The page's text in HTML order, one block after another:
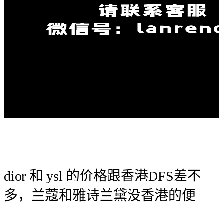
dior 和 ysl 的价格跟香港DFS差不
多，兰蔻和雅诗兰黛没香港的便